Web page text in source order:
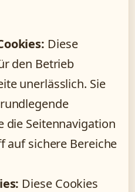
Diese
den Betrieb
unerlässlich. Sie
die Seitennavigation
auf sichere Bereiche
Diese Cookies